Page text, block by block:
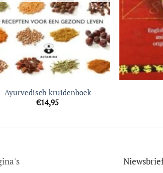
Ayurvedisch kruidenboek
€14,95